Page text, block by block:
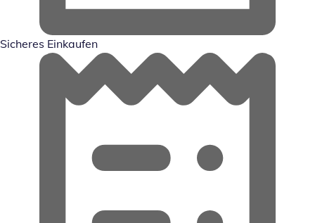
Sicheres Einkaufen